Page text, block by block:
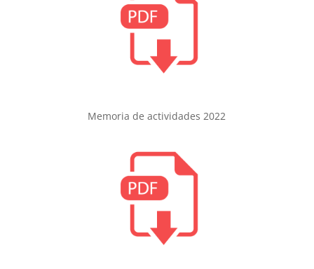
Memoria de actividades 2022